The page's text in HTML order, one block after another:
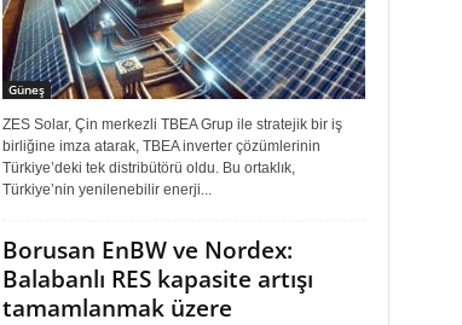
Güneş
ZES Solar, Çin merkezli TBEA Grup ile stratejik bir iş
birliğine imza atarak, TBEA inverter çözümlerinin
Türkiye’deki tek distribütörü oldu. Bu ortaklık,
Türkiye’nin yenilenebilir enerji...
Borusan EnBW ve Nordex:
Balabanlı RES kapasite artışı
tamamlanmak üzere